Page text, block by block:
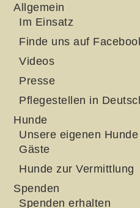
Allgemein
Im Einsatz
Finde uns auf
Videos
Presse
Pflegestellen in
Hunde
Unsere eigenen
Gäste
Hunde zur Vermittlung
Spenden
Spenden erhalten